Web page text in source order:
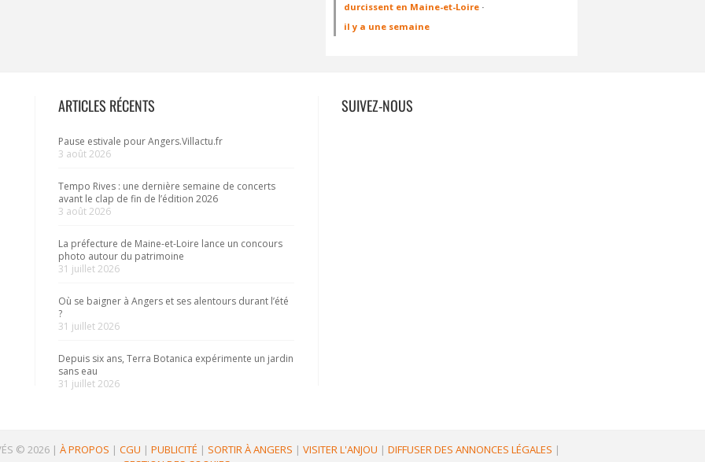
durcissent en Maine-et-Loire ·
il y a une semaine
ARTICLES RÉCENTS
Pause estivale pour Angers.Villactu.fr
3 août 2026
Tempo Rives : une dernière semaine de concerts
avant le clap de fin de l’édition 2026
3 août 2026
La préfecture de Maine-et-Loire lance un concours
photo autour du patrimoine
31 juillet 2026
Où se baigner à Angers et ses alentours durant l’été
?
31 juillet 2026
Depuis six ans, Terra Botanica expérimente un jardin
sans eau
31 juillet 2026
SUIVEZ-NOUS
© 2026 | À PROPOS | CGU | PUBLICITÉ | SORTIR À ANGERS | VISITER L'ANJOU | DIFFUSER DES ANNONCES LÉGALES |